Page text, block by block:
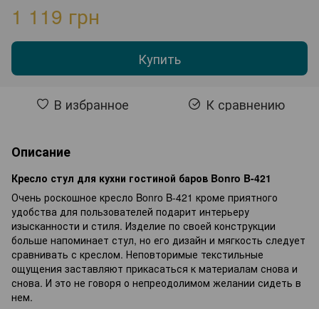
1 119 грн
Купить
В избранное К сравнению
Описание
Кресло стул для кухни гостиной баров Bonro B-421
Очень роскошное кресло Bonro B-421 кроме приятного
удобства для пользователей подарит интерьеру
изысканности и стиля. Изделие по своей конструкции
больше напоминает стул, но его дизайн и мягкость следует
сравнивать с креслом. Неповторимые текстильные
ощущения заставляют прикасаться к материалам снова и
снова. И это не говоря о непреодолимом желании сидеть в
нем.